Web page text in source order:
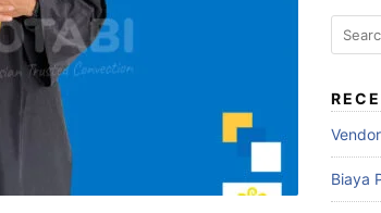
Search
for:
Biaya